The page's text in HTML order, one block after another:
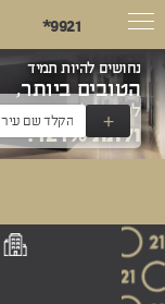
*9921
נחושים להיות תמיד
הטובים ביותר,
לשאוף למצוינות
ולתת 121%!
+